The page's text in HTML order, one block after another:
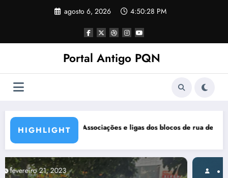
agosto 6, 2026 4:50:29 PM
Portal Antigo PQN
HIGHLIGHT
de rua de BH se manifestam em nota de repúdioRocknights lança a primeira
março 5, 2021